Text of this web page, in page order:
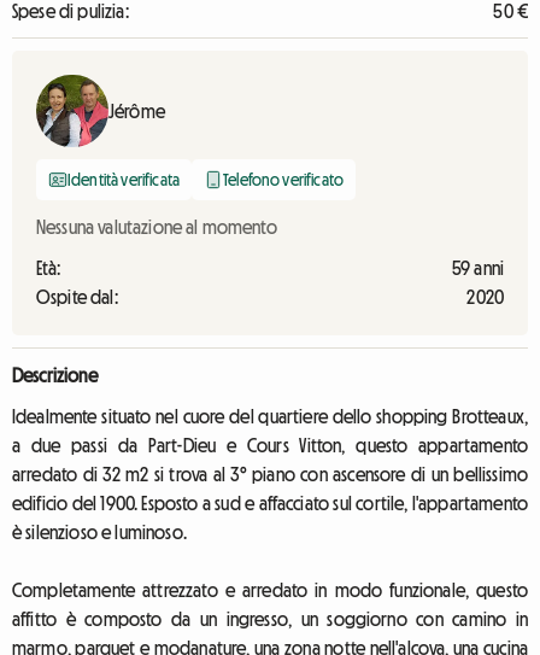
Spese di pulizia:
50 €
Jérôme
Identità verificata Telefono verificato
Nessuna valutazione al momento
Età:
59 anni
Ospite dal:
2020
Descrizione
Idealmente situato nel cuore del quartiere dello shopping Brotteaux,
a due passi da Part-Dieu e Cours Vitton, questo appartamento
arredato di 32 m2 si trova al 3° piano con ascensore di un bellissimo
edificio del 1900. Esposto a sud e affacciato sul cortile, l'appartamento
è silenzioso e luminoso.
Completamente attrezzato e arredato in modo funzionale, questo
affitto è composto da un ingresso, un soggiorno con camino in
marmo, parquet e modanature, una zona notte nell'alcova, una cucina